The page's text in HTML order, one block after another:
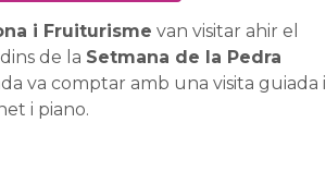
i Fruiturisme van visitar ahir el
de la Setmana de la Pedra
va comptar amb una visita guiada i
i piano.